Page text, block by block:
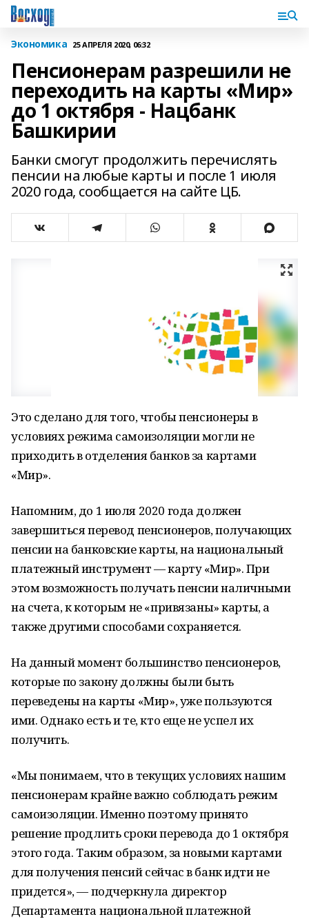
Экономика 25 АПРЕЛЯ 2020, 06:32
Пенсионерам разрешили не
переходить на карты «Мир»
до 1 октября - Нацбанк
Башкирии
Банки смогут продолжить перечислять
пенсии на любые карты и после 1 июля
2020 года, сообщается на сайте ЦБ.
Это сделано для того, чтобы пенсионеры в
условиях режима самоизоляции могли не
приходить в отделения банков за картами
«Мир».
Напомним, до 1 июля 2020 года должен
завершиться перевод пенсионеров, получающих
пенсии на банковские карты, на национальный
платежный инструмент — карту «Мир». При
этом возможность получать пенсии наличными
на счета, к которым не «привязаны» карты, а
также другими способами сохраняется.
На данный момент большинство пенсионеров,
которые по закону должны были быть
переведены на карты «Мир», уже пользуются
ими. Однако есть и те, кто еще не успел их
получить.
«Мы понимаем, что в текущих условиях нашим
пенсионерам крайне важно соблюдать режим
самоизоляции. Именно поэтому принято
решение продлить сроки перевода до 1 октября
этого года. Таким образом, за новыми картами
для получения пенсий сейчас в банк идти не
придется», — подчеркнула директор
Департамента национальной платежной